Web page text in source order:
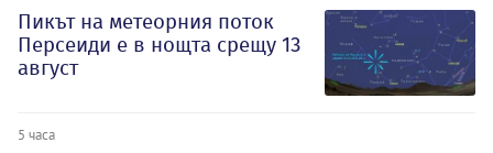
Пикът на метеорния поток
Персеиди е в нощта срещу 13
август
5 часа